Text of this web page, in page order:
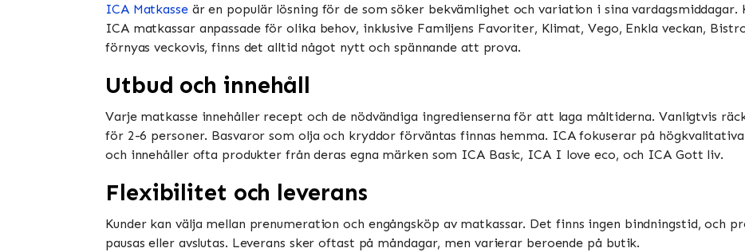
ICA Matkasseär en populär lösning för de som söker bekvämlighet och variation i sina vardagsmiddagar.
ICA matkassar anpassade för olika behov, inklusive Familjens Favoriter, Klimat, Vego, Enkla veckan,
förnyas veckovis, finns det alltid något nytt och spännande att prova​​.
Utbud och innehåll
Varje matkasse innehåller recept och de nödvändiga ingredienserna för att laga måltiderna. Vanligtvis
för 2-6 personer. Basvaror som olja och kryddor förväntas finnas hemma​​. ICA fokuserar på
och innehåller ofta produkter från deras egna märken som ICA Basic, ICA I love eco, och ICA Gott liv​​.
Flexibilitet och leverans
Kunder kan välja mellan prenumeration och engångsköp av matkassar. Det finns ingen bindningstid, och
pausas eller avslutas. Leverans sker oftast på måndagar, men varierar beroende på butik​​​​.